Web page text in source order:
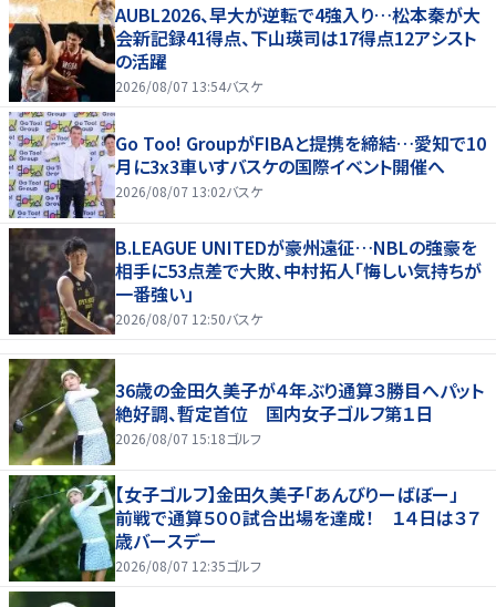
AUBL2026、早大が逆転で4強入り…松本秦が大
会新記録41得点、下山瑛司は17得点12アシスト
の活躍
2026/08/07 13:54バスケ
Go Too! GroupがFIBAと提携を締結…愛知で10
月に3x3車いすバスケの国際イベント開催へ
2026/08/07 13:02バスケ
B.LEAGUE UNITEDが豪州遠征…NBLの強豪を
相手に53点差で大敗、中村拓人「悔しい気持ちが
一番強い」
2026/08/07 12:50バスケ
36歳の金田久美子が４年ぶり通算３勝目へパット
絶好調、暫定首位 国内女子ゴルフ第１日
2026/08/07 15:18ゴルフ
【女子ゴルフ】金田久美子「あんびりーばぼー」
前戦で通算５００試合出場を達成！ １４日は３７
歳バースデー
2026/08/07 12:35ゴルフ